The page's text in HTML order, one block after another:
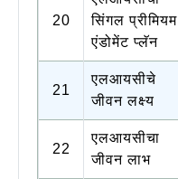
20
सिंगल प्रीमियम
एंडोमेंट प्लॅन
21
एलआयसीचे
जीवन लक्ष्य
22
एलआयसीचा
जीवन लाभ